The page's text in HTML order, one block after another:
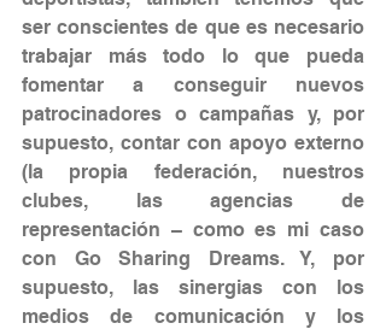
ser conscientes de que es necesario
trabajar más todo lo que pueda
fomentar a conseguir nuevos
patrocinadores o campañas y, por
supuesto, contar con apoyo externo
(la propia federación, nuestros
clubes, las agencias de
representación – como es mi caso
con Go Sharing Dreams. Y, por
supuesto, las sinergias con los
medios de comunicación y los